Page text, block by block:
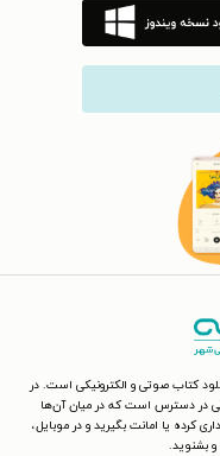
کتاب صوتی و الکترونیکی است. در
در دسترس است که در میان آن‌ها
کرده یا امانت بگیرید و در موبایل،
و بشنوید.